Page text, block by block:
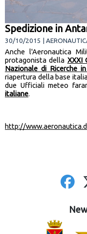
Spedizione in
30/10/2015 |
Anche l'Aeronautica
protagonista della XXXI
Nazionale di Ricerche
riapertura della base
due Ufficiali meteo
italiane.
http://